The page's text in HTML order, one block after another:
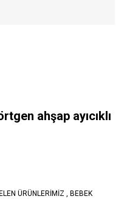
ahşap ayıcıklı
ÜRÜNLERİMİZ , BEBEK